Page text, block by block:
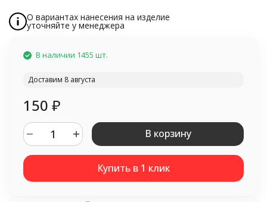
О вариантах нанесения на изделие
уточняйте у менеджера
В наличии 1455 шт.
Доставим 8 августа
150 ₽
В корзину